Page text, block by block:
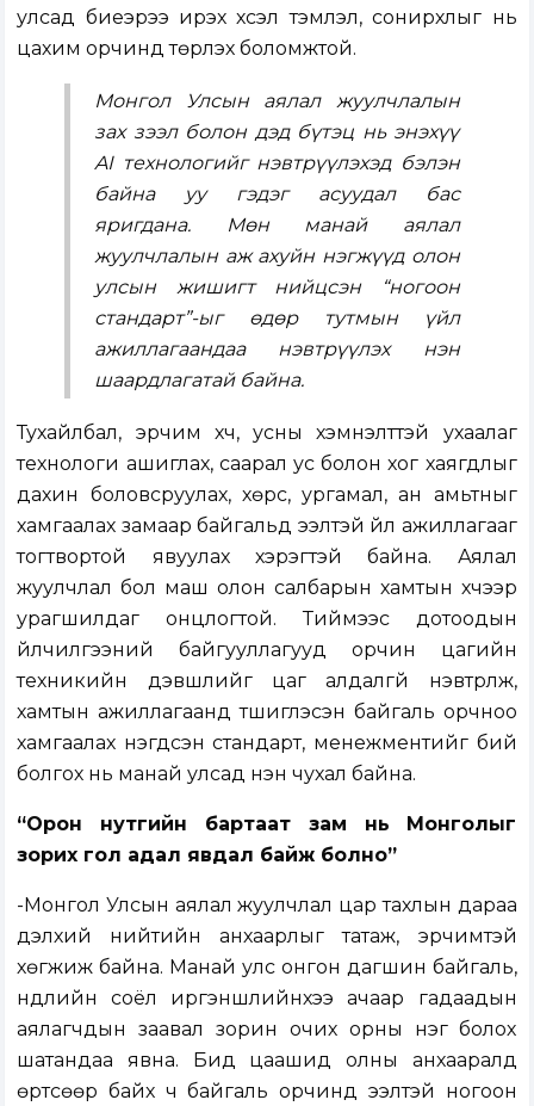
улсад биеэрээ ирэх хүсэл тэмүүлэл, сонирхлыг нь
цахим орчинд төрүүлэх боломжтой.
Монгол Улсын аялал жуулчлалын
зах зээл болон дэд бүтэц нь энэхүү
AI технологийг нэвтрүүлэхэд бэлэн
байна уу гэдэг асуудал бас
яригдана. Мөн манай аялал
жуулчлалын аж ахуйн нэгжүүд олон
улсын жишигт нийцсэн “ногоон
стандарт”-ыг өдөр тутмын үйл
ажиллагаандаа нэвтрүүлэх нэн
шаардлагатай байна.
Тухайлбал, эрчим хүч, усны хэмнэлттэй ухаалаг
технологи ашиглах, саарал ус болон хог хаягдлыг
дахин боловсруулах, хөрс, ургамал, ан амьтныг
хамгаалах замаар байгальд ээлтэй үйл ажиллагааг
тогтвортой явуулах хэрэгтэй байна. Аялал
жуулчлал бол маш олон салбарын хамтын хүчээр
урагшилдаг онцлогтой. Тиймээс дотоодын
үйлчилгээний байгууллагууд орчин цагийн
техникийн дэвшлийг цаг алдалгүй нэвтрүүлж,
хамтын ажиллагаанд түшиглэсэн байгаль орчноо
хамгаалах нэгдсэн стандарт, менежментийг бий
болгох нь манай улсад нэн чухал байна.
“Орон нутгийн бартаат зам нь Монголыг
зорих гол адал явдал байж болно”
-Монгол Улсын аялал жуулчлал цар тахлын дараа
дэлхий нийтийн анхаарлыг татаж, эрчимтэй
хөгжиж байна. Манай улс онгон дагшин байгаль,
нүүдлийн соёл иргэншлийнхээ ачаар гадаадын
аялагчдын заавал зорин очих орны нэг болох
шатандаа явна. Бид цаашид олны анхааралд
өртсөөр байх ч байгаль орчинд ээлтэй ногоон